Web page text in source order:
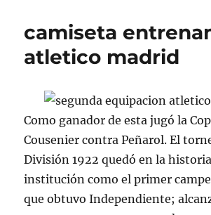
camiseta
atletico madrid
Como ganador de esta jugó la
Cousenier contra Peñarol. El
División 1922 quedó en la
institución como el primer
que obtuvo Independiente;